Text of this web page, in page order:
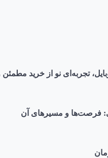
تجربه‌ای نو از خرید
فرصت‌ها و مسیرهای آن